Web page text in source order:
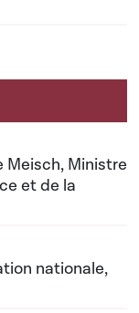
Meisch, Ministre
et de la
nationale,